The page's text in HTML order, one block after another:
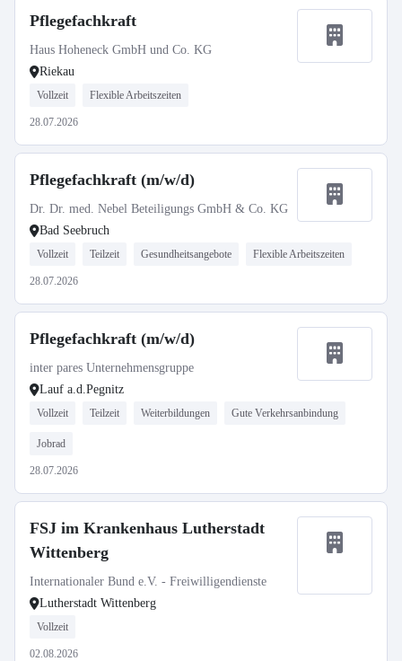
Pflegefachkraft
Haus Hoheneck GmbH und Co. KG
Riekau
Vollzeit Flexible Arbeitszeiten
28.07.2026
Pflegefachkraft (m/w/d)
Dr. Dr. med. Nebel Beteiligungs GmbH & Co. KG
Bad Seebruch
Vollzeit Teilzeit Gesundheitsangebote Flexible Arbeitszeiten
28.07.2026
Pflegefachkraft (m/w/d)
inter pares Unternehmensgruppe
Lauf a.d.Pegnitz
Vollzeit Teilzeit Weiterbildungen Gute Verkehrsanbindung
Jobrad
28.07.2026
FSJ im Krankenhaus Lutherstadt
Wittenberg
Internationaler Bund e.V. - Freiwilligendienste
Lutherstadt Wittenberg
Vollzeit
02.08.2026